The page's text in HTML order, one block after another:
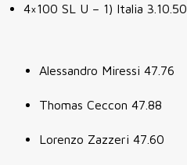
4×100 SL U – 1) Italia 3.10.50
Alessandro Miressi 47.76
Thomas Ceccon 47.88
Lorenzo Zazzeri 47.60